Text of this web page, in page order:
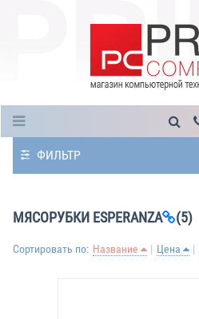
ФИЛЬТР
МЯСОРУБКИ ESPERANZA (5)
Сортировать по: Название Цена